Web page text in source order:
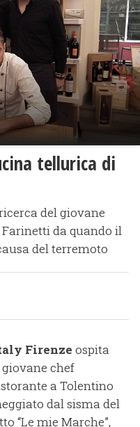
tellurica di
del giovane
da quando il
del terremoto
Firenze ospita
chef
a Tolentino
dal sisma del
“Le mie Marche”,